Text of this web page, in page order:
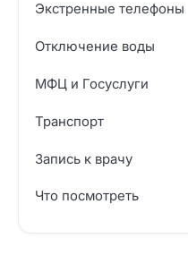
Экстренные телефоны
Отключение воды
МФЦ и Госуслуги
Транспорт
Запись к врачу
Что посмотреть